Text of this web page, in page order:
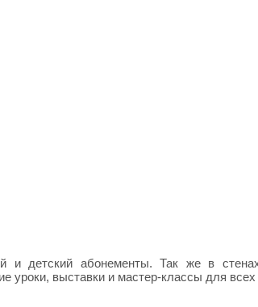
и детский абонементы. Так же в
уроки, выставки и мастер-классы для